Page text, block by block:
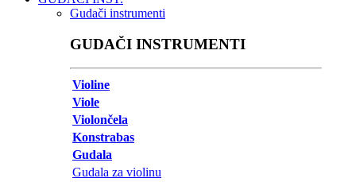
Gudači instrumenti
GUDAČI INSTRUMENTI
Violine
Viole
Violončela
Konstrabas
Gudala
Gudala za violinu